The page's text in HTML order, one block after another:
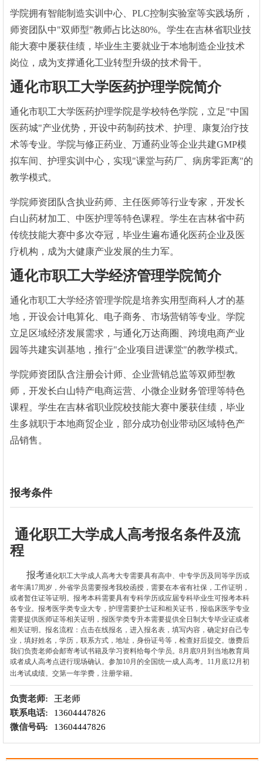
学院拥有智能制造实训中心、PLC控制实验室等实践场所，
师资团队中"双师型"教师占比达80%。学生在吉林省职业技
能大赛中屡获佳绩，毕业生主要就业于本地制造企业技术
岗位，成为支撑通化工业转型升级的技术骨干。
通化市职工大学医药护理学院简介
通化市职工大学医药护理学院是学校特色学院，立足"中国
医药城"产业优势，开设中药制药技术、护理、康复治疗技
术等专业。学院与修正药业、万通药业等企业共建GMP模
拟车间、护理实训中心，实现"课堂与药厂、病房零距离"的
教学模式。
学院师资团队含执业药师、主任医师等行业专家，开发长
白山药材加工、中医护理等特色课程。学生在吉林省中药
传统技能大赛中多次夺冠，毕业生遍布通化医药企业及医
疗机构，成为大健康产业发展的生力军。
通化市职工大学经济管理学院简介
通化市职工大学经济管理学院是培养实用型商科人才的基
地，开设会计电算化、电子商务、市场营销等专业。学院
立足区域经济发展需求，与通化万达商圈、跨境电商产业
园等共建实训基地，推行"企业项目进课堂"的教学模式。
学院师资团队含注册会计师、企业营销总监等双师型教
师，开发长白山特产电商运营、小微企业财务管理等特色
课程。学生在吉林省职业院校技能大赛中屡获佳绩，毕业
生多就职于本地商贸企业，部分成功创业带动区域特色产
品销售。
报考条件
通化职工大学成人高考报名条件及流
程
报考通化职工大学成人高考大专需要具有高中、中专学历及同等学历或
者年满17周岁，外省学员需要报考我校函授，需要在本省有社保，工作证明，
或者暂住证等证明。报考本科需要具有专科学历或应届专科毕业生可报考本科
各专业。报考医学类专业大专，护理需要护士证和相关证书，报临床医学专业
需要提供医师证等相关证明，报医学类专升本需要提供全日制大专毕业证或者
相关证明。报名流程：点击在线报名，进入报名表，填写内容，确定好自己专
业，填好姓名，学历，联系方式，地址，身份证号等，检查好后提交。缴费后
我们负责老师会邮寄考试书籍及学习资料给每个学员。8月底9月到当地教育局
或者成人高考点进行现场确认。参加10月的全国统一成人高考。11月底12月初
出考试成绩。交第一年学费，注册学籍。
负责老师:
王老师
联系电话:
13604447826
微信号码:
13604447826